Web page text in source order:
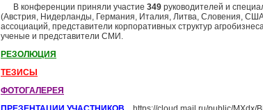
В конференции приняли участие 349 руководителей и
(Австрия, Нидерланды, Германия, Италия, Литва, Словения,
ассоциаций, представители корпоративных структур
ученые и представители СМИ.
РЕЗОЛЮЦИЯ
ТЕЗИСЫ
ФОТОГАЛЕРЕЯ